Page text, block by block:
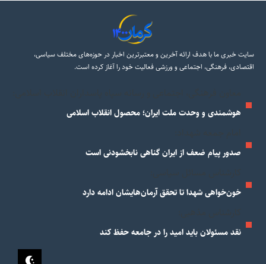
سایت خبری ما با هدف ارائه آخرین و معتبرترین اخبار در حوزه‌های مختلف سیاسی،
اقتصادی، فرهنگی، اجتماعی و ورزشی فعالیت خود را آغاز کرده است.
هوشمندی و وحدت ملت ایران؛ محصول انقلاب اسلامی
صدور پیام ضعف از ایران گناهی نابخشودنی است
خون‌خواهی شهدا تا تحقق آرمان‌هایشان ادامه دارد
نقد مسئولان‌ باید امید را در جامعه حفظ کند